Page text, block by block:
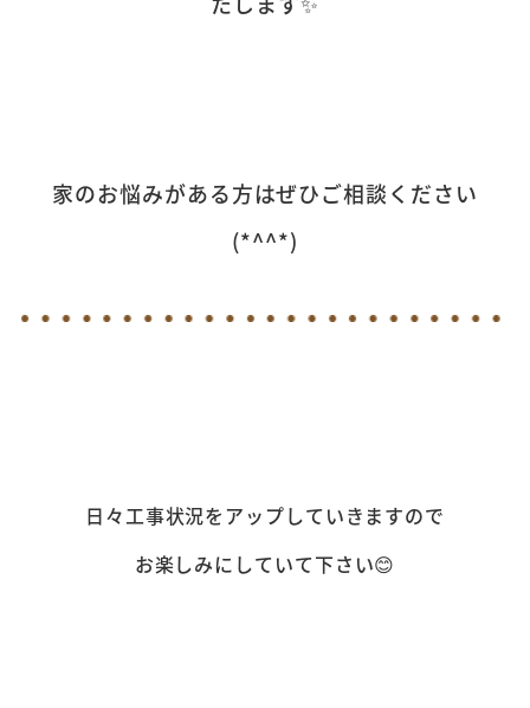
家のお悩みがある方はぜひご相談ください
(*^^*)
日々工事状況をアップしていきますので
お楽しみにしていて下さい😊